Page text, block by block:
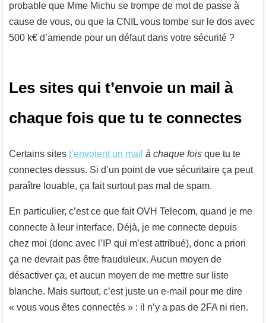
probable que Mme Michu se trompe de mot de passe à
cause de vous, ou que la CNIL vous tombe sur le dos avec
500 k€ d’amende pour un défaut dans votre sécurité ?
Les sites qui t’envoie un mail à
chaque fois que tu te connectes
Certains sites t’envoient un mail à chaque fois que tu te
connectes dessus. Si d’un point de vue sécuritaire ça peut
paraître louable, ça fait surtout pas mal de spam.
En particulier, c’est ce que fait OVH Telecom, quand je me
connecte à leur interface. Déjà, je me connecte depuis
chez moi (donc avec l’IP qui m’est attribué), donc a priori
ça ne devrait pas être frauduleux. Aucun moyen de
désactiver ça, et aucun moyen de me mettre sur liste
blanche. Mais surtout, c’est juste un e-mail pour me dire
« vous vous êtes connectés » : il n’y a pas de 2FA ni rien.